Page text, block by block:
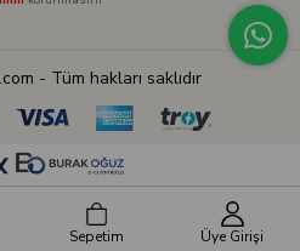
- Tüm hakları saklıdır
Sepetim Üye Girişi